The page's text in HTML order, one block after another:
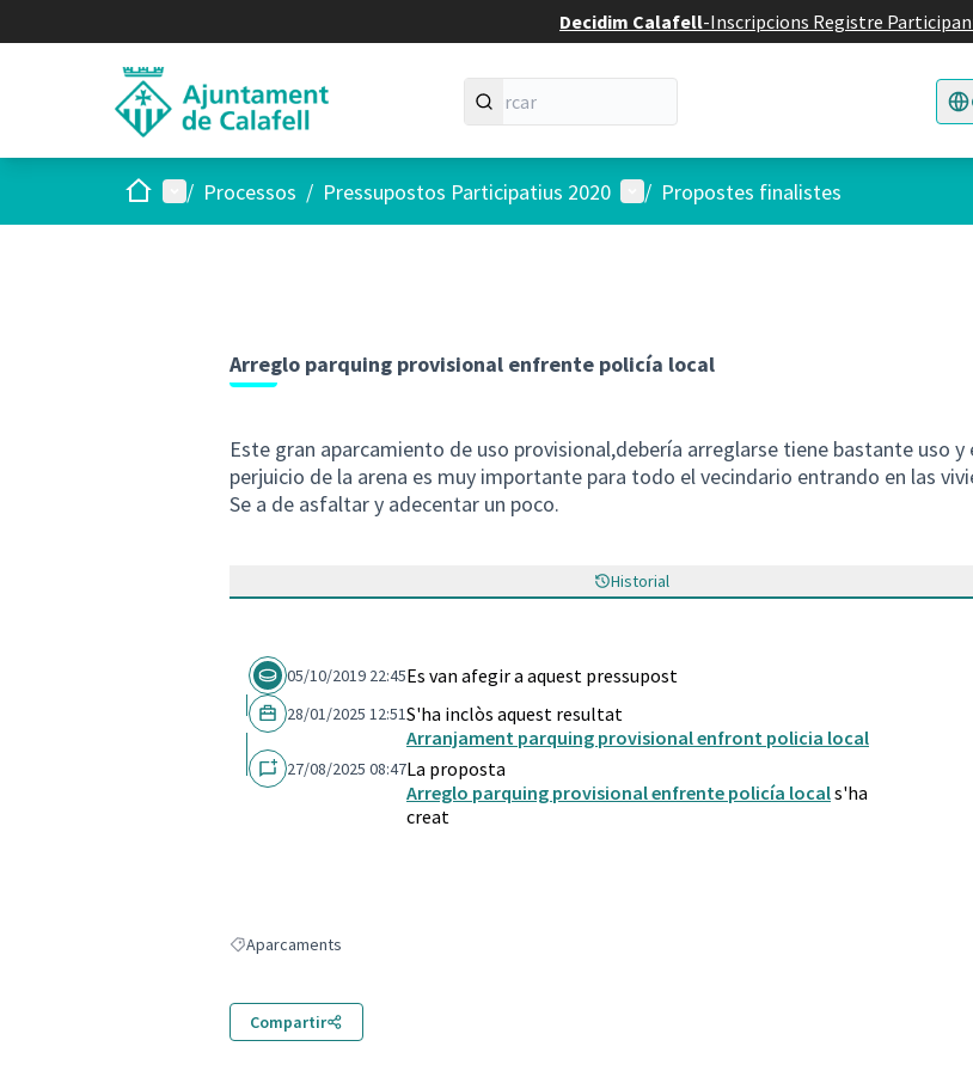
Decidim Calafell-Inscripcions Registre
Inici Menú principal
/ Processos / Pressupostos Participatius 2020 Menú d'usuari
/ Propostes finalistes
Arreglo parquing provisional enfrente policía local
Este gran aparcamiento de uso provisional,debería arreglarse tiene bastante uso y
perjuicio de la arena es muy importante para todo el vecindario entrando en las
Se a de asfaltar y adecentar un poco.
Historial
05/10/2019 22:45Es van afegir a aquest pressupost
28/01/2025 12:51S'ha inclòs aquest resultat
Arranjament parquing provisional enfront policia local
27/08/2025 08:47La proposta
Arreglo parquing provisional enfrente policía locals'ha
creat
Resultats en filtrar per: Aparcaments
Aparcaments
Compartir